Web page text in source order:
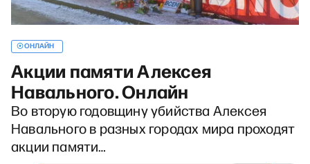
ОНЛАЙН
Акции памяти Алексея
Навального. Онлайн
Во вторую годовщину убийства Алексея
Навального в разных городах мира проходят
акции памяти…